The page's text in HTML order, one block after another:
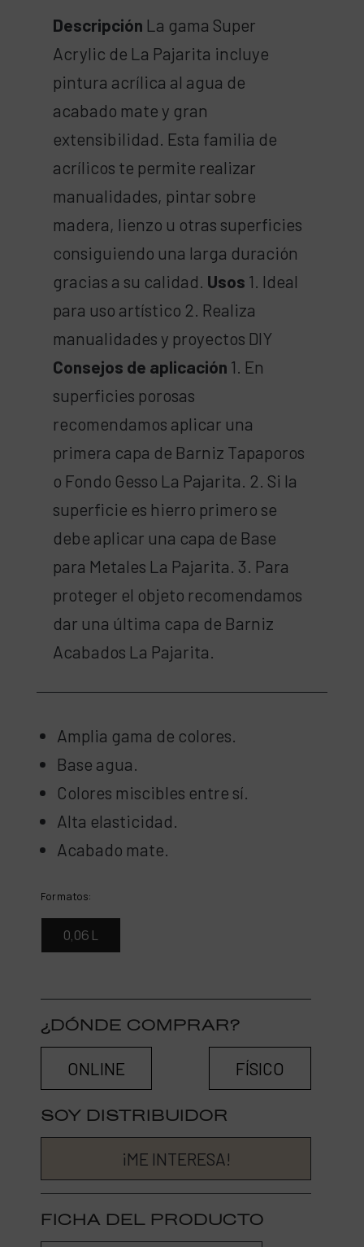
Descripción La gama Super
Acrylic de La Pajarita incluye
pintura acrílica al agua de
acabado mate y gran
extensibilidad. Esta familia de
acrílicos te permite realizar
manualidades, pintar sobre
madera, lienzo u otras superficies
consiguiendo una larga duración
gracias a su calidad. Usos 1. Ideal
para uso artístico 2. Realiza
manualidades y proyectos DIY
Consejos de aplicación 1. En
superficies porosas
recomendamos aplicar una
primera capa de Barniz Tapaporos
o Fondo Gesso La Pajarita. 2. Si la
superficie es hierro primero se
debe aplicar una capa de Base
para Metales La Pajarita. 3. Para
proteger el objeto recomendamos
dar una última capa de Barniz
Acabados La Pajarita.
Amplia gama de colores.
Base agua.
Colores miscibles entre sí.
Alta elasticidad.
Acabado mate.
Formatos:
0,06 L
¿DÓNDE COMPRAR?
ONLINE FÍSICO
SOY DISTRIBUIDOR
¡ME INTERESA!
FICHA DEL PRODUCTO